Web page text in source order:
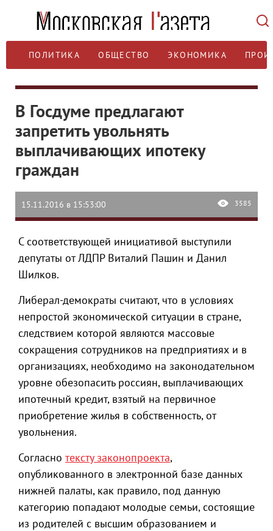
ПОЛИТИКА ОБЩЕСТВО ЭКОНОМИКА
В Госдуме предлагают
запретить увольнять
выплачивающих ипотеку
граждан
15.11.2016 в 15:53:00 3585
С соответствующей инициативой выступили
депутаты от ЛДПР Виталий Пашин и Данил
Шилков.
Либерал-демократы считают, что в условиях
непростой экономической ситуации в стране,
следствием которой являются массовые
сокращения сотрудников на предприятиях и в
организациях, необходимо на законодательном
уровне обезопасить россиян, выплачивающих
ипотечный кредит, взятый на первичное
приобретение жилья в собственность, от
увольнения.
Согласно тексту законопроекта,
опубликованного в электронной базе данных
нижней палаты, как правило, под данную
категорию попадают молодые семьи, состоящие
из родителей с высшим образованием и